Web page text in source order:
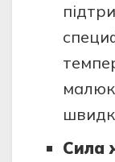
Сила